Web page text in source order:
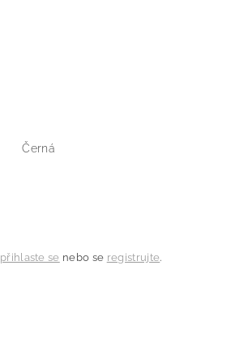
Černá
přihlaste se nebo se registrujte.